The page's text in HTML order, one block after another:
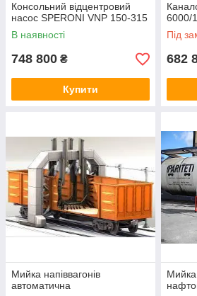
Консольний відцентровий
насос SPERONI VNP 150-315
В наявності
748 800 ₴
Купити
6000/
Під
682
Мийка напіввагонів
автоматична
Мийка